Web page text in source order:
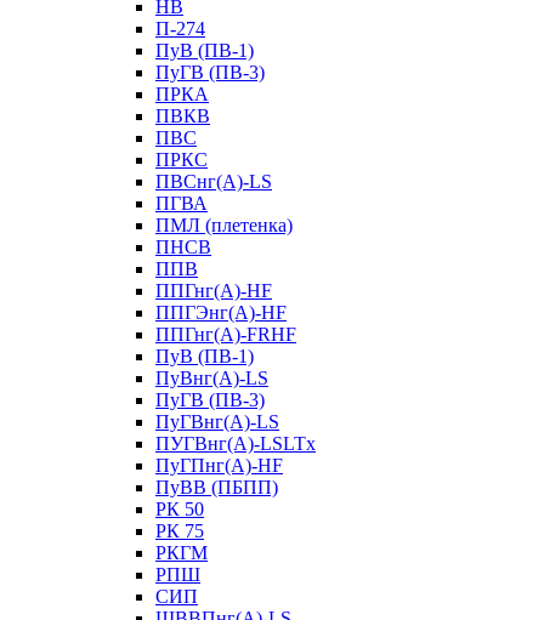
НВ
П-274
ПуВ (ПВ-1)
ПуГВ (ПВ-3)
ПРКА
ПВКВ
ПВС
ПРКС
ПВСнг(А)-LS
ПГВА
ПМЛ (плетенка)
ПНСВ
ППВ
ППГнг(А)-HF
ППГЭнг(А)-HF
ППГнг(А)-FRHF
ПуВ (ПВ-1)
ПуВнг(А)-LS
ПуГВ (ПВ-3)
ПуГВнг(А)-LS
ПУГВнг(А)-LSLTx
ПуГПнг(А)-HF
ПуВВ (ПБПП)
РК 50
РК 75
РКГМ
РПШ
СИП